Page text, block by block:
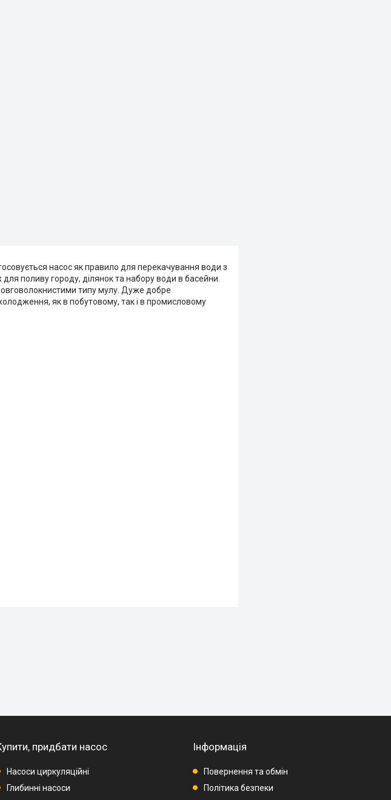
насос як правило для перекачування води з
поливу городу, ділянок та набору води в басейни.
типу мулу. Дуже добре
як в побутовому, так і в промисловому
придбати насос
Насоси циркуляційні
Глибинні насоси
Інформація
Повернення та обмін
Політика безпеки